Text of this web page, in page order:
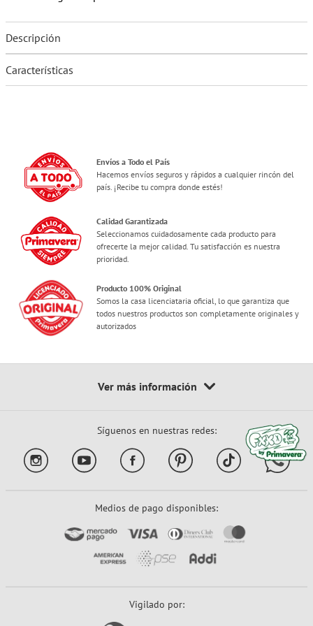
Descripción
Características
Envíos a Todo el País
Hacemos envíos seguros y rápidos a cualquier rincón del
país. ¡Recibe tu compra donde estés!
Calidad Garantizada
Seleccionamos cuidadosamente cada producto para
ofrecerte la mejor calidad. Tu satisfacción es nuestra
prioridad.
Producto 100% Original
Somos la casa licenciataria oficial, lo que garantiza que
todos nuestros productos son completamente originales y
autorizados
Síguenos en nuestras redes:
Medios de pago disponibles:
Vigilado por: